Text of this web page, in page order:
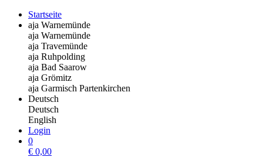
Startseite
aja Warnemünde
aja Warnemünde
aja Travemünde
aja Ruhpolding
aja Bad Saarow
aja Grömitz
aja Garmisch Partenkirchen
Deutsch
Deutsch
English
Login
0
€ 0,00